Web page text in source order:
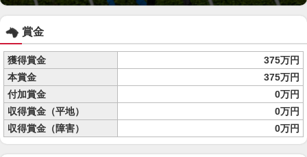
賞金
獲得賞金
375万円
本賞金
375万円
付加賞金
0万円
収得賞金（平地）
0万円
収得賞金（障害）
0万円